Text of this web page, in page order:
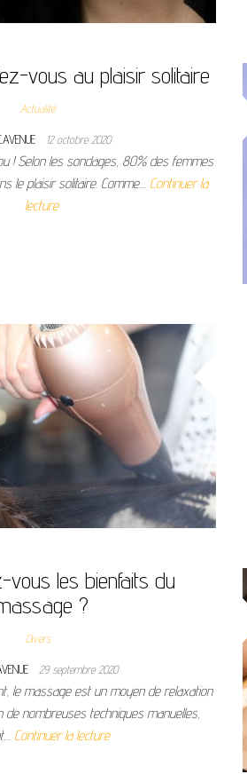
vous au plaisir solitaire
Actualité
12 octobre 2020
! Selon les sondages, 80% des femmes
le plaisir solitaire. Comme… Continuer la
lecture
vous les bienfaits du
?
Divers
29 septembre 2020
le massage est un moyen de relaxation
de nombreuses techniques manuelles,
Continuer la lecture